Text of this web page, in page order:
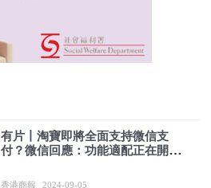
有片丨淘寶即將全面支持微信支
付？微信回應：功能適配正在開通
香港商報 2024-09-05